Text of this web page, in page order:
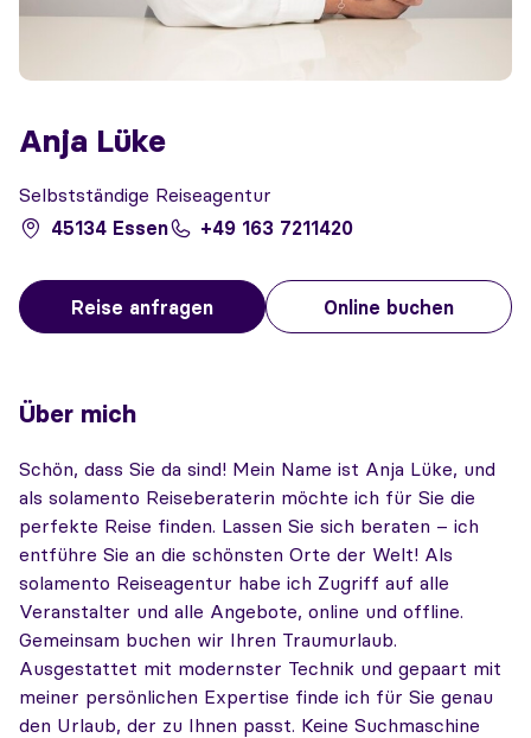
Anja Lüke
Selbstständige Reiseagentur
45134 Essen
+49 163 7211420
Reise anfragen Online buchen
Über mich
Schön, dass Sie da sind! Mein Name ist Anja Lüke, und
als solamento Reiseberaterin möchte ich für Sie die
perfekte Reise finden. Lassen Sie sich beraten – ich
entführe Sie an die schönsten Orte der Welt! Als
solamento Reiseagentur habe ich Zugriff auf alle
Veranstalter und alle Angebote, online und offline.
Gemeinsam buchen wir Ihren Traumurlaub.
Ausgestattet mit modernster Technik und gepaart mit
meiner persönlichen Expertise finde ich für Sie genau
den Urlaub, der zu Ihnen passt. Keine Suchmaschine